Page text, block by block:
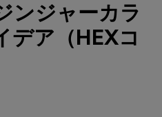
ンジャーカラ
デア（HEXコ